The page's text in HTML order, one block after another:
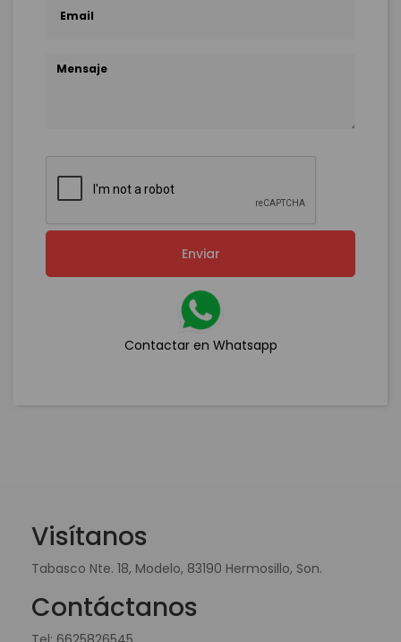
Enviar
Contactar en Whatsapp
Visítanos
Tabasco Nte. 18, Modelo, 83190 Hermosillo, Son.
Contáctanos